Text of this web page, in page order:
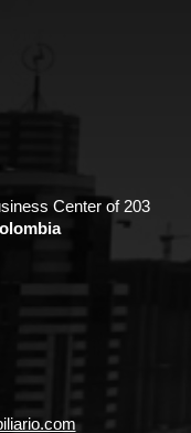
Center of 203